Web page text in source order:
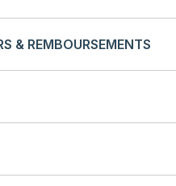
& REMBOURSEMENTS